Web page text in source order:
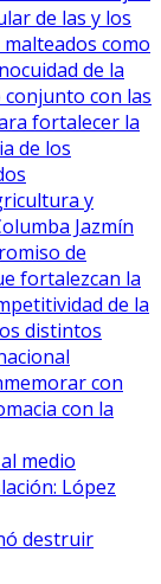
de las y los
como
de la
con las
fortalecer la
de los
y
Jazmín
de
fortalezcan la
de la
distintos
con
con la
medio
López
destruir